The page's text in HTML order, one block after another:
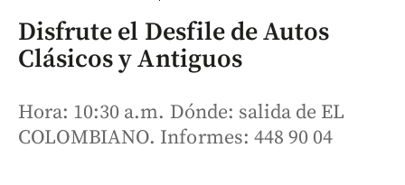
Disfrute el Desfile de Autos
Clásicos y Antiguos
Hora: 10:30 a.m. Dónde: salida de EL
COLOMBIANO. Informes: 448 90 04